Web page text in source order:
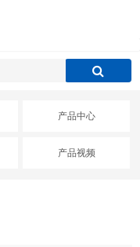
产品中心
产品视频